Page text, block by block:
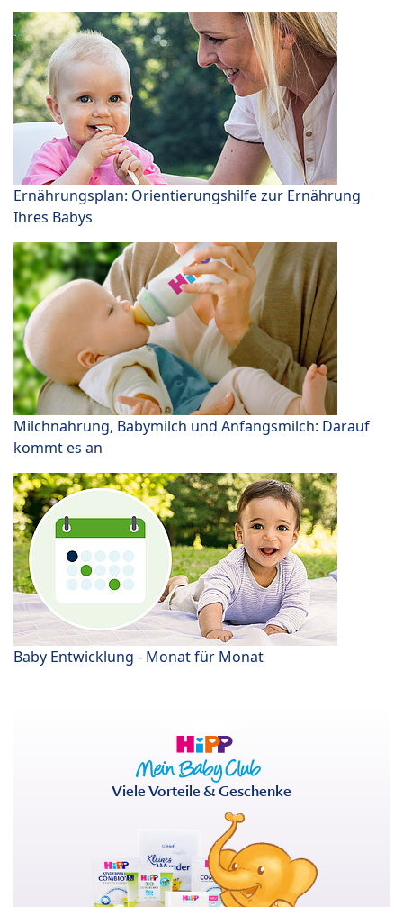
Ernährungsplan: Orientierungshilfe zur Ernährung
Ihres Babys
Milchnahrung, Babymilch und Anfangsmilch: Darauf
kommt es an
Baby Entwicklung - Monat für Monat
Viele Vorteile & Geschenke